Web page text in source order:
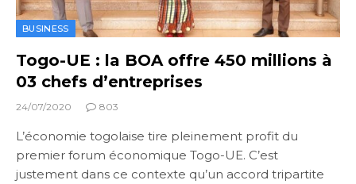
BUSINESS
Togo-UE : la BOA offre 450 millions à
03 chefs d’entreprises
24/07/2020 803
L’économie togolaise tire pleinement profit du
premier forum économique Togo-UE. C’est
justement dans ce contexte qu’un accord tripartite